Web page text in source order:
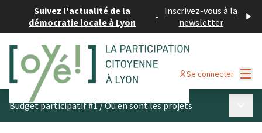
Suivez l'actualité de la
démocratie locale à Lyon
- Inscrivez-vous à la
newsletter
Se connecter
Budget participatif #1/Où en sont les projets